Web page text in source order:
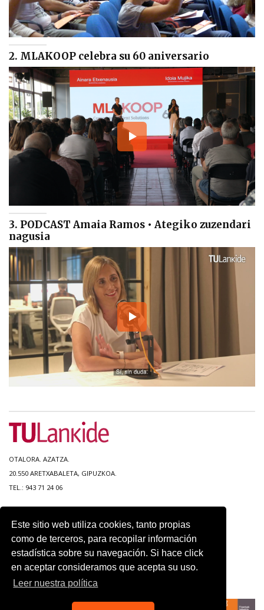
Este sitio web utiliza cookies, tanto propias
como de terceros, para recopilar información
estadística sobre su navegación. Si hace click
en aceptar consideramos que acepta su uso.
Leer nuestra política
2. MLAKOOP celebra su 60 aniversario
3. PODCAST Amaia Ramos • Ategiko zuzendari
nagusia
OTALORA. AZATZA.
20.550 ARETXABALETA, GIPUZKOA.
TEL.: 943 71 24 06
ACCESIBILIDAD
CONTACTO
AVISO LEGAL
POLITICA DE PRIVACIDAD
USO DE COOKIES